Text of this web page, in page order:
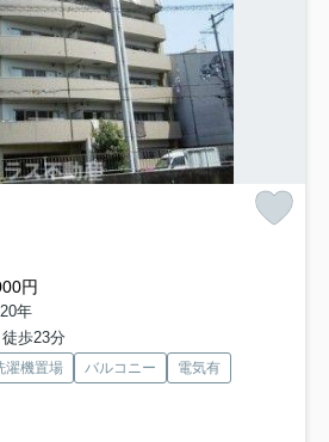
円
年
歩23分
濯機置場 バルコニー
電気有